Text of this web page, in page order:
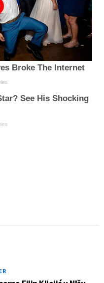
Broke The Internet
See His Shocking